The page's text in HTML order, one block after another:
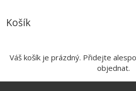
Košík
Váš košík je prázdný. Přidejte
objednat.